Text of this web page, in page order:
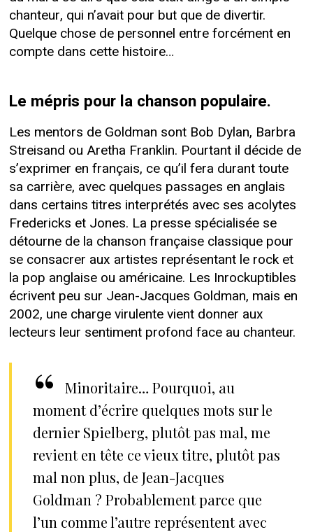
chanteur, qui n’avait pour but que de divertir.
Quelque chose de personnel entre forcément en
compte dans cette histoire…
Le mépris pour la chanson populaire.
Les mentors de Goldman sont Bob Dylan, Barbra
Streisand ou Aretha Franklin. Pourtant il décide de
s’exprimer en français, ce qu’il fera durant toute
sa carrière, avec quelques passages en anglais
dans certains titres interprétés avec ses acolytes
Fredericks et Jones. La presse spécialisée se
détourne de la chanson française classique pour
se consacrer aux artistes représentant le rock et
la pop anglaise ou américaine. Les Inrockuptibles
écrivent peu sur Jean-Jacques Goldman, mais en
2002, une charge virulente vient donner aux
lecteurs leur sentiment profond face au chanteur.
Minoritaire… Pourquoi, au
moment d’écrire quelques mots sur le
dernier Spielberg, plutôt pas mal, me
revient en tête ce vieux titre, plutôt pas
mal non plus, de Jean-Jacques
Goldman ? Probablement parce que
l’un comme l’autre représentent avec